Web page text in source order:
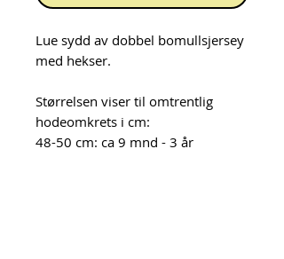
Lue sydd av dobbel bomullsjersey
med hekser.
Størrelsen viser til omtrentlig
hodeomkrets i cm:
48-50 cm: ca 9 mnd - 3 år